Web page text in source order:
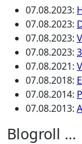
07.08.2023:
07.08.2023:
07.08.2023:
07.08.2023:
07.08.2021:
07.08.2018:
07.08.2014:
07.08.2013:
Blogroll …